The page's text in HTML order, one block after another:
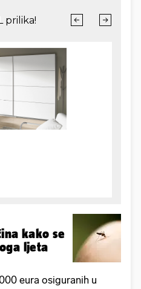
kako se
ljeta
eura osiguranih u